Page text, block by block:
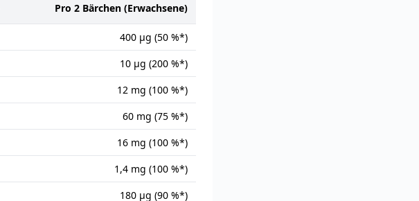
Pro 2 Bärchen (Erwachsene)
400 µg (50 %*)
10 µg (200 %*)
12 mg (100 %*)
60 mg (75 %*)
16 mg (100 %*)
1,4 mg (100 %*)
180 µg (90 %*)